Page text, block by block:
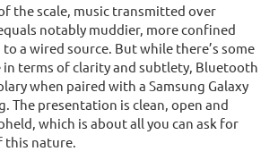
the scale, music transmitted over
notably muddier, more confined
a wired source. But while there’s some
terms of clarity and subtlety, Bluetooth
when paired with a Samsung Galaxy
The presentation is clean, open and
which is about all you can ask for
nature.